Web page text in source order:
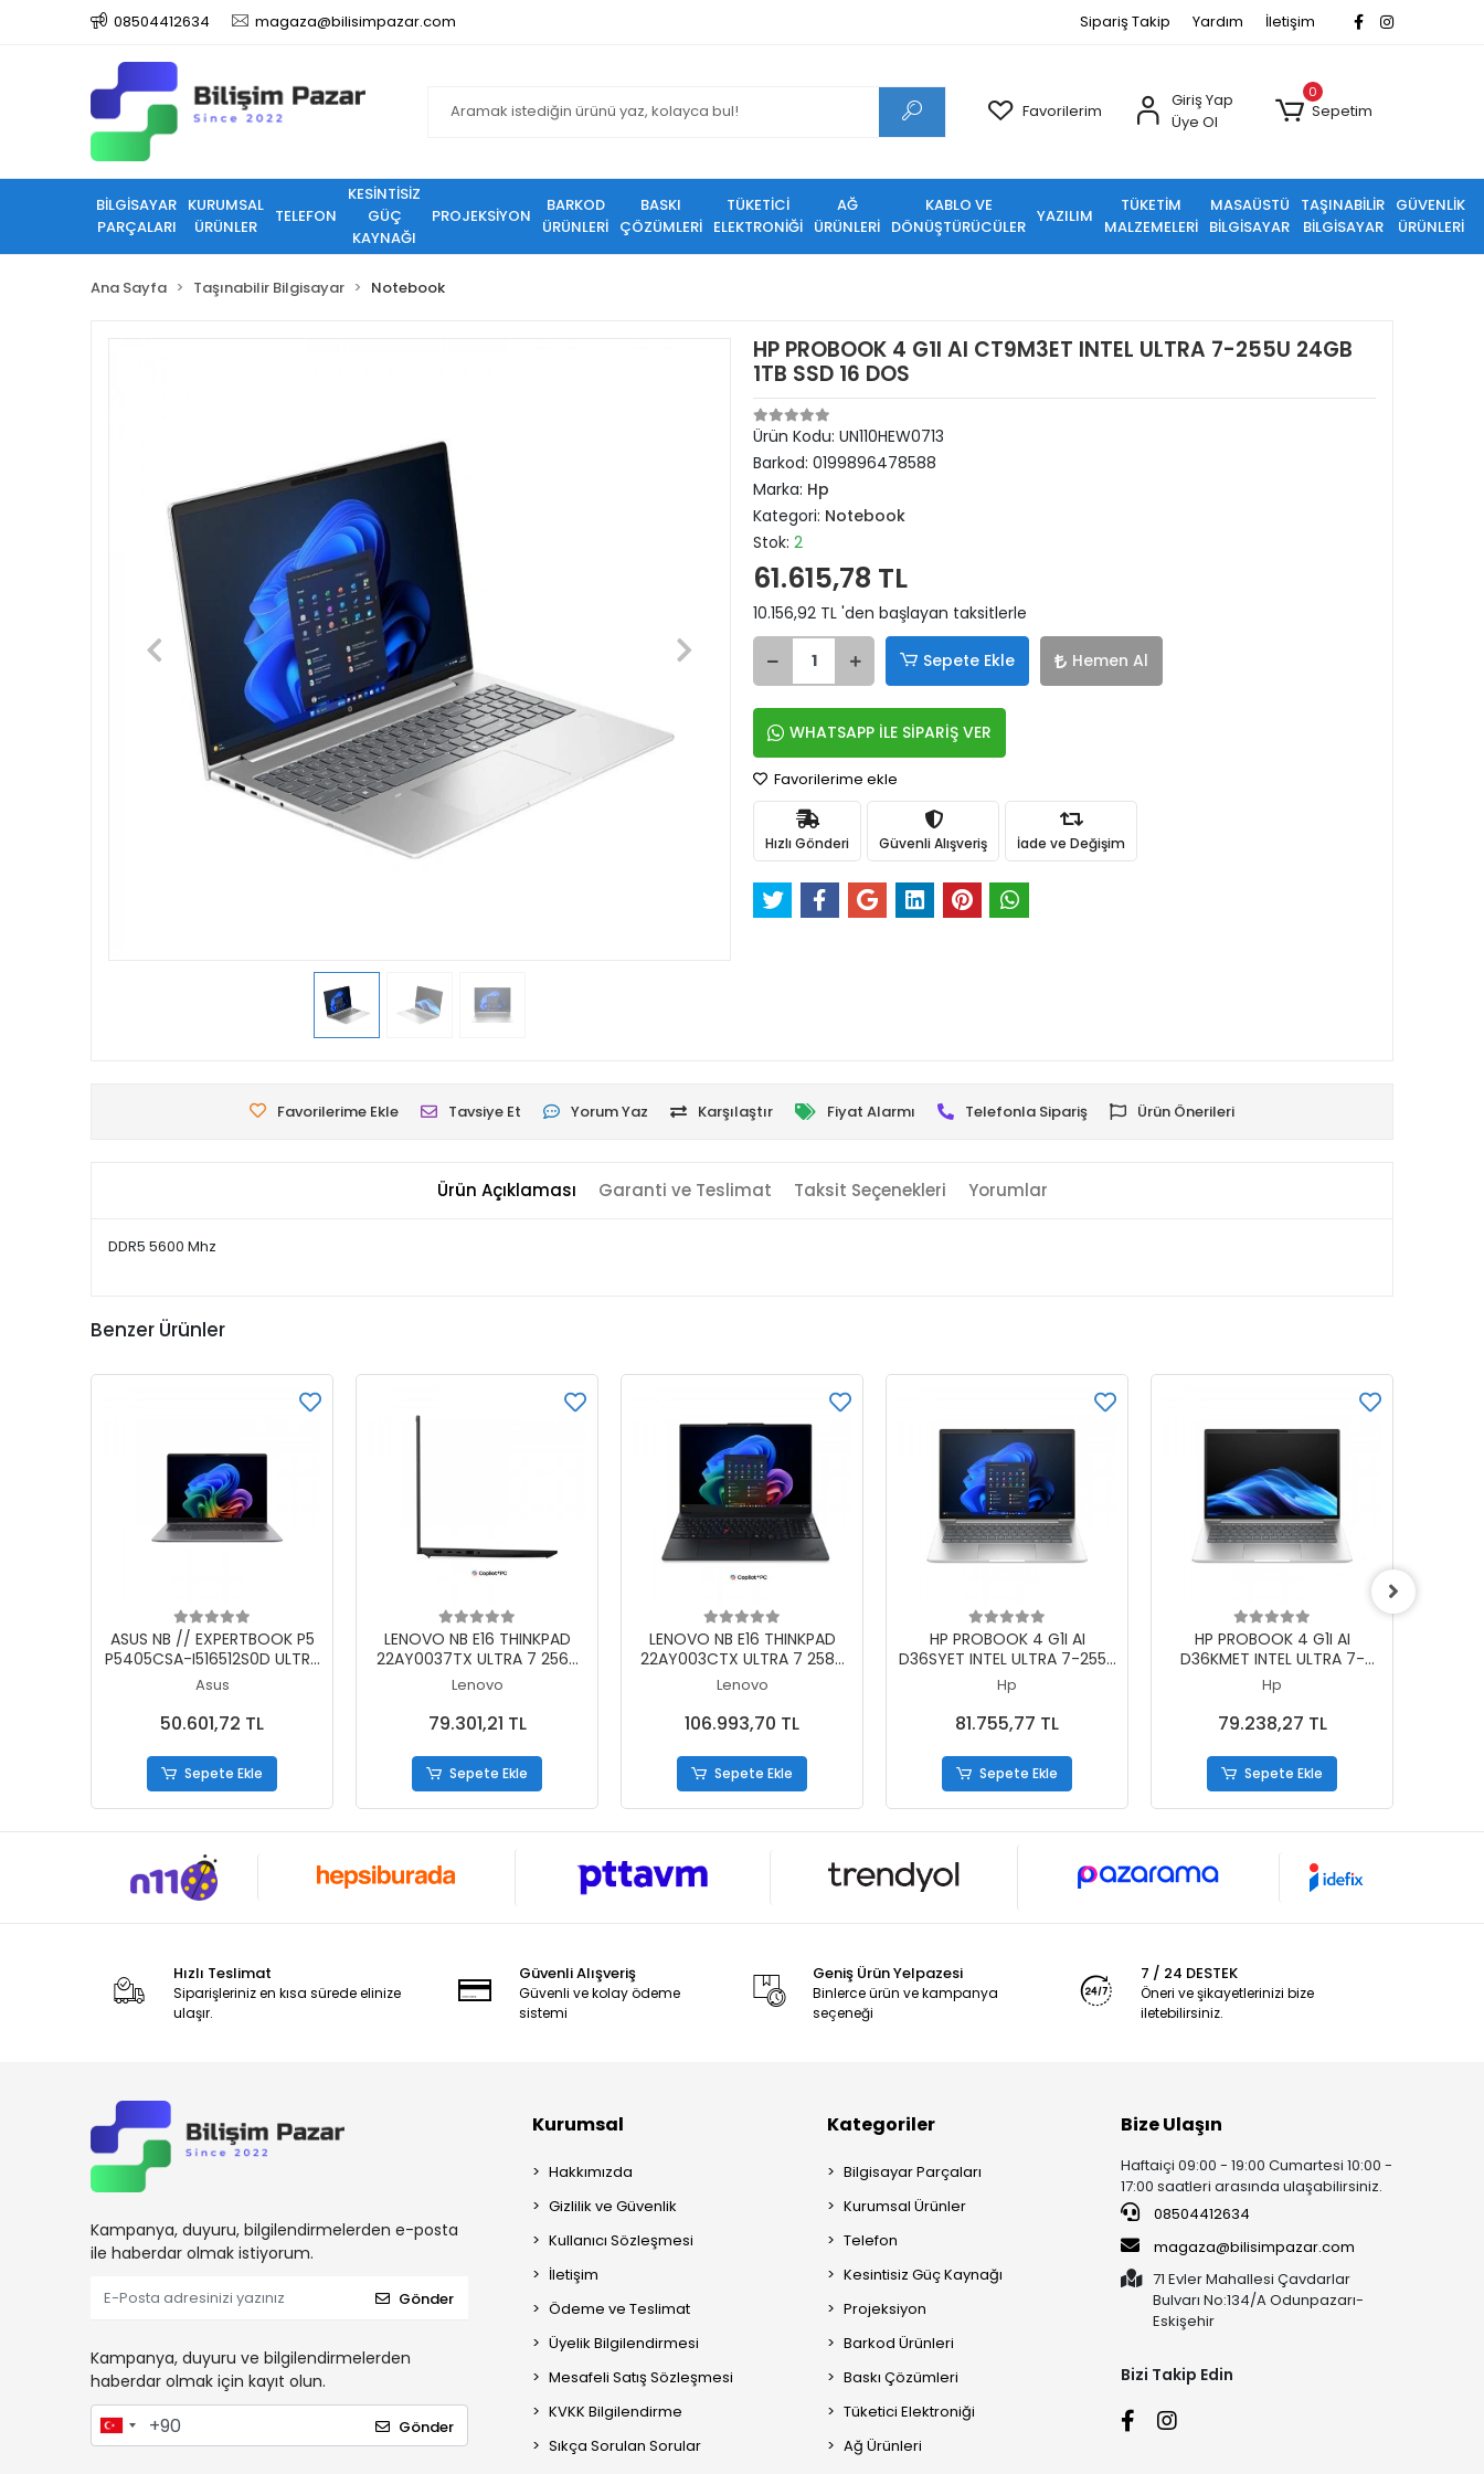
08504412634 magaza@bilisimpazar.com Sipariş Takip Yardım İletişim
Favorilerim
Giriş Yap
Üye Ol
0
Sepetim
BİLGİSAYAR
PARÇALARI
KURUMSAL
ÜRÜNLER
TELEFON
KESİNTİSİZ
GÜÇ
KAYNAĞI
PROJEKSİYON
BARKOD
ÜRÜNLERİ
BASKI
ÇÖZÜMLERİ
TÜKETİCİ
ELEKTRONİĞİ
AĞ
ÜRÜNLERİ
KABLO VE
DÖNÜŞTÜRÜCÜLER
YAZILIM
TÜKETİM
MALZEMELERİ
MASAÜSTÜ
BİLGİSAYAR
TAŞINABİLİR
BİLGİSAYAR
GÜVENLİK
ÜRÜNLERİ
Ana Sayfa Taşınabilir Bilgisayar Notebook
HP PROBOOK 4 G1I AI CT9M3ET INTEL ULTRA 7-255U 24GB
1TB SSD 16 DOS
Ürün Kodu: UN110HEW0713
Barkod: 0199896478588
Marka: Hp
Kategori: Notebook
Stok: 2
61.615,78 TL
10.156,92 TL 'den başlayan taksitlerle
Sepete Ekle Hemen Al
WHATSAPP İLE SİPARİŞ VER
Favorilerime ekle
Hızlı Gönderi Güvenli Alışveriş İade ve Değişim
Favorilerime Ekle Tavsiye Et Yorum Yaz Karşılaştır Fiyat Alarmı Telefonla Sipariş Ürün Önerileri
Ürün Açıklaması Garanti ve Teslimat Taksit Seçenekleri Yorumlar
DDR5 5600 Mhz
Benzer Ürünler
Sepete Ekle
ASUS NB // EXPERTBOOK P5
P5405CSA-I516512S0D ULTRA
5 226V 16GB 512SSD DOS 14
Asus
50.601,72 TL
Sepete Ekle
Sepete Ekle
LENOVO NB E16 THINKPAD
22AY0037TX ULTRA 7 256V
16GB 512SSD O/B 16 DOS
Lenovo
79.301,21 TL
Sepete Ekle
Sepete Ekle
LENOVO NB E16 THINKPAD
22AY003CTX ULTRA 7 258V
32GB 1TB SSD O/B 16
Lenovo
106.993,70 TL
Sepete Ekle
Sepete Ekle
HP PROBOOK 4 G1I AI
D36SYET INTEL ULTRA 7-255H
16GB 512SSD 14 W11PRO
Hp
81.755,77 TL
Sepete Ekle
Sepete Ekle
HP PROBOOK 4 G1I AI
D36KMET INTEL ULTRA 7-
255H 24GB 1TB SSD RTX3050
4GB 14 DOS
Hp
79.238,27 TL
Sepete Ekle
Hızlı Teslimat
Siparişleriniz en kısa sürede elinize
ulaşır.
Güvenli Alışveriş
Güvenli ve kolay ödeme
sistemi
Geniş Ürün Yelpazesi
Binlerce ürün ve kampanya
seçeneği
7 / 24 DESTEK
Öneri ve şikayetlerinizi bize
iletebilirsiniz.
Kampanya, duyuru, bilgilendirmelerden e-posta
ile haberdar olmak istiyorum.
Gönder
Kampanya, duyuru ve bilgilendirmelerden
haberdar olmak için kayıt olun.
Gönder
Kurumsal
Hakkımızda
Gizlilik ve Güvenlik
Kullanıcı Sözleşmesi
İletişim
Ödeme ve Teslimat
Üyelik Bilgilendirmesi
Mesafeli Satış Sözleşmesi
KVKK Bilgilendirme
Sıkça Sorulan Sorular
Kategoriler
Bilgisayar Parçaları
Kurumsal Ürünler
Telefon
Kesintisiz Güç Kaynağı
Projeksiyon
Barkod Ürünleri
Baskı Çözümleri
Tüketici Elektroniği
Ağ Ürünleri
Bize Ulaşın
Haftaiçi 09:00 - 19:00 Cumartesi 10:00 -
17:00 saatleri arasında ulaşabilirsiniz.
08504412634
magaza@bilisimpazar.com
71 Evler Mahallesi Çavdarlar
Bulvarı No:134/A Odunpazarı-
Eskişehir
Bizi Takip Edin